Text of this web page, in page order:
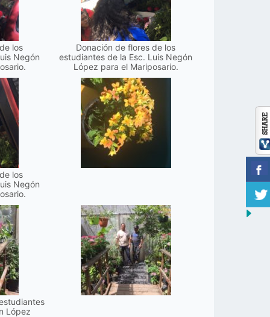
los
Negón
Donación de flores de los
estudiantes de la Esc. Luis Negón
López para el Mariposario.
los
Negón
López